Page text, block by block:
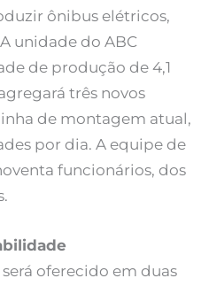
ônibus elétricos,
unidade do ABC
de produção de 4,1
três novos
de montagem atual,
por dia. A equipe de
funcionários, dos
oferecido em duas